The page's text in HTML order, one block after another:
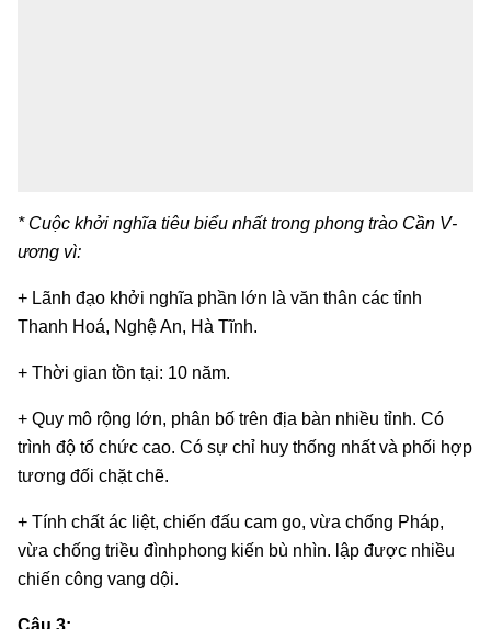
* Cuộc khởi nghĩa tiêu biểu nhất trong phong trào Cần V­
ương vì:
+ Lãnh đạo khởi nghĩa phần lớn là văn thân các tỉnh
Thanh Hoá, Nghệ An, Hà Tĩnh.
+ Thời gian tồn tại: 10 năm.
+ Quy mô rộng lớn, phân bố trên địa bàn nhiều tỉnh. Có
trình độ tổ chức cao. Có sự chỉ huy thống nhất và phối hợp
tư­ơng đối chặt chẽ.
+ Tính chất ác liệt, chiến đấu cam go, vừa chống Pháp,
vừa chống triều đìnhphong kiến bù nhìn. lập đ­ược nhiều
chiến công vang dội.
Câu 3: